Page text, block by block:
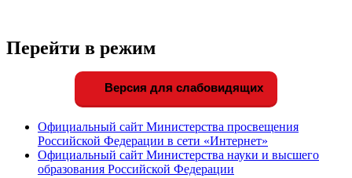
Перейти в режим
Версия для слабовидящих
Официальный сайт Министерства просвещения
Российской Федерации в сети «Интернет»
Официальный сайт Министерства науки и высшего
образования Российской Федерации